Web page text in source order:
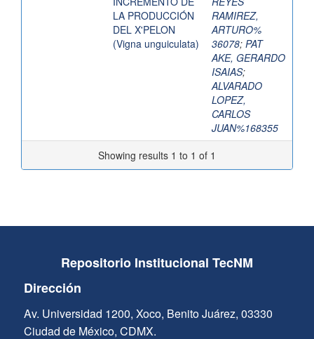
LA PRODUCCIÓN
DEL X'PELON
(Vigna unguiculata)
RAMIREZ,
ARTURO%
36078; PAT
AKE, GERARDO
ISAIAS;
ALVARADO
LOPEZ,
CARLOS
JUAN%168355
Showing results 1 to 1 of 1
Repositorio Institucional TecNM
Dirección
Av. Universidad 1200, Xoco, Benito Juárez, 03330
Ciudad de México, CDMX.